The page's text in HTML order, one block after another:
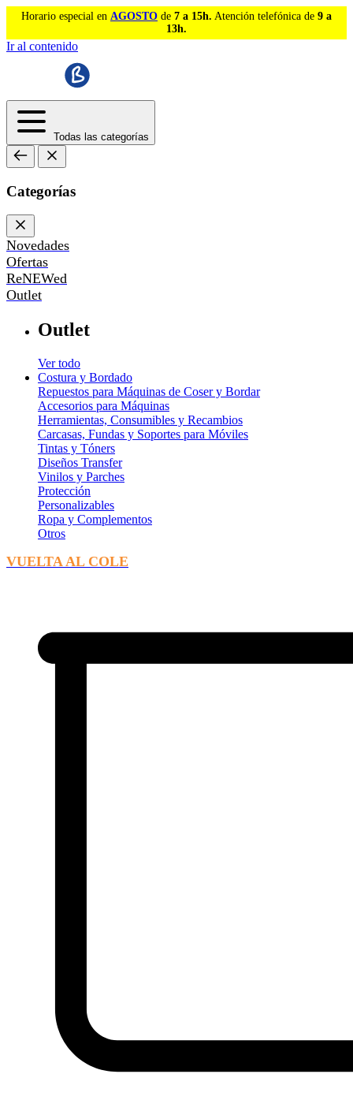
Horario especial en AGOSTO de 7 a 15h. Atención telefónica de 9 a
13h.
Ir al contenido
Todas las categorías
Categorías
Novedades
Ofertas
ReNEWed
Outlet
Outlet
Ver todo
Costura y Bordado
Repuestos para Máquinas de Coser y Bordar
Accesorios para Máquinas
Herramientas, Consumibles y Recambios
Carcasas, Fundas y Soportes para Móviles
Tintas y Tóners
Diseños Transfer
Vinilos y Parches
Protección
Personalizables
Ropa y Complementos
Otros
VUELTA AL COLE